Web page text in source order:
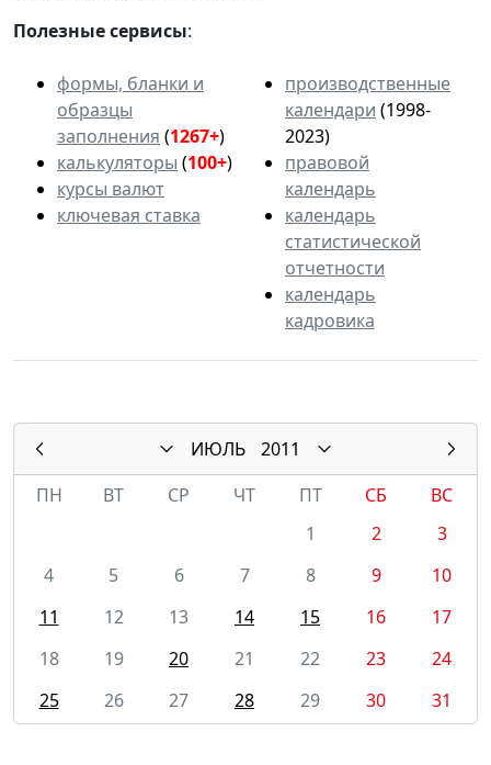
Полезные сервисы:
формы, бланки и
образцы
заполнения (1267+)
калькуляторы (100+)
курсы валют
ключевая ставка
производственные
календари (1998-
2023)
правовой
календарь
календарь
статистической
отчетности
календарь
кадровика
ИЮЛЬ
2011
ПН
ВТ СР ЧТ ПТ СБ
ВС
1
2
3
4
5 6 7 8 9
10
11
12 13 14 15 16
17
18
19 20 21 22 23
24
25
26 27 28 29 30 31